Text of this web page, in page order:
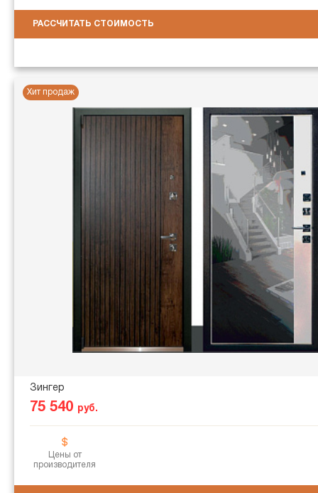
РАССЧИТАТЬ СТОИМОСТЬ
Хит продаж
Зингер
75 540 руб.
Цены от
производителя